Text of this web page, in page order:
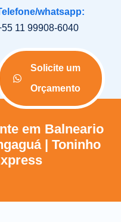
whatsapp:
11 99908-6040
Solicite um
Orçamento
em Balneario
| Toninho